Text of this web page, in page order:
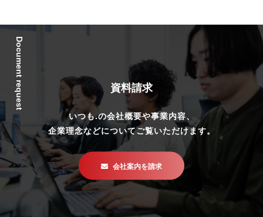
Document request 資料請求
いつも.の会社概要や事業内容、
企業理念などについてご覧いただけます。
会社案内を請求